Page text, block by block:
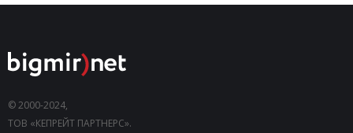
© 2000-2024,
ТОВ «КЕПРЕЙТ ПАРТНЕРС».